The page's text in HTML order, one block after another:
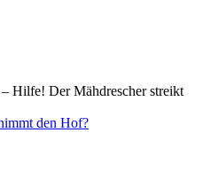
Hilfe! Der Mähdrescher streikt
den Hof?